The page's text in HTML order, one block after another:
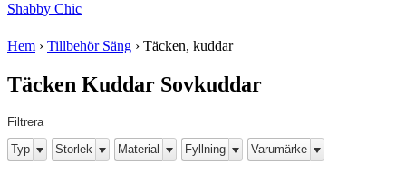
Shabby Chic
Hem › Tillbehör Säng › Täcken, kuddar
Täcken Kuddar Sovkuddar
Filtrera
Typ
Storlek Material Fyllning Varumärke